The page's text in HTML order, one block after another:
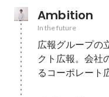
Ambition
In the future
広報グループの
クト広報。会社
るコーポレート